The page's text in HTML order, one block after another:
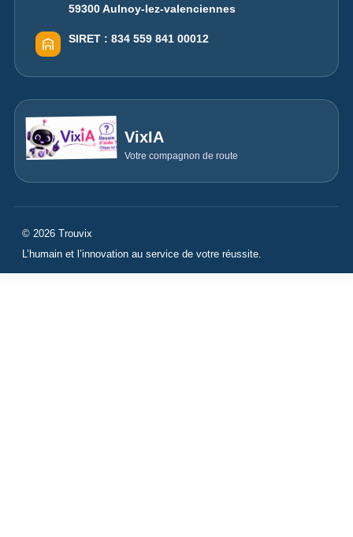
59300 Aulnoy-lez-valenciennes
SIRET : 834 559 841 00012
VixIA
Votre compagnon de route
© 2026 Trouvix
L’humain et l’innovation au service de votre réussite.